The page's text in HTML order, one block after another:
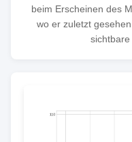
beim Erscheinen des
wo er zuletzt
sichtbare